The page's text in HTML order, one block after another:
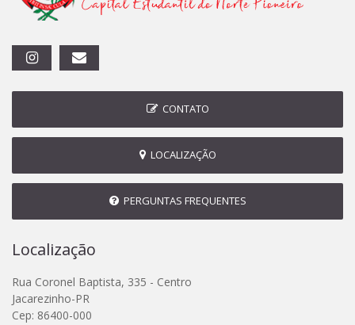
CONTATO
LOCALIZAÇÃO
PERGUNTAS FREQUENTES
Localização
Rua Coronel Baptista, 335 - Centro
Jacarezinho-PR
Cep: 86400-000